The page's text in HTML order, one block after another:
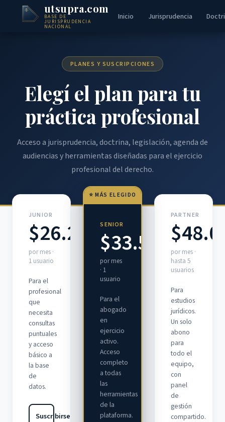
utsupra.com
BASE DE
JURISPRUDENCIA
NACIONAL
Inicio Jurisprudencia
PLANES Y SUSCRIPCIONES
Elegí el plan para tu
práctica profesional
Acceso a jurisprudencia, doctrina, legislación, agenda de
audiencias y herramientas diseñadas para el ejercicio
profesional del derecho.
JUNIOR
$26.298
por mes ·
1 usuario
Para el
profesional
que
necesita
consultas
puntuales
y acceso
básico a
la base
de
datos.
Suscribirse
⭐ MÁS ELEGIDO
SENIOR
$33.581
por mes
· 1
usuario
Para el
abogado
en
ejercicio
activo.
Acceso
completo
a todas
las
herramientas
de la
plataforma.
PARTNER
por mes ·
hasta 5
usuarios
Para
estudios
jurídicos.
Un solo
abono
para
todo el
equipo,
con
panel
de
gestión
compartido.